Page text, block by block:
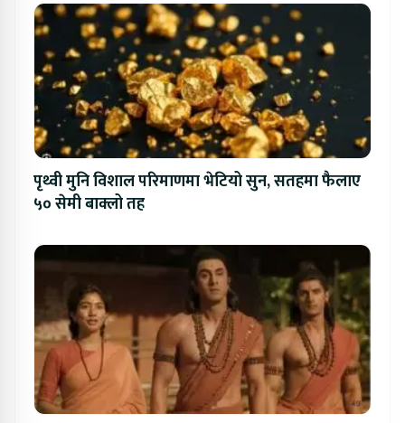
पृथ्वी मुनि विशाल परिमाणमा भेटियो सुन, सतहमा फैलाए
५० सेमी बाक्लो तह